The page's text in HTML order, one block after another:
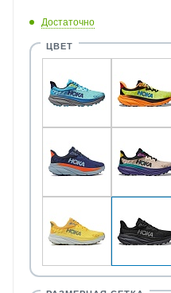
Достаточно